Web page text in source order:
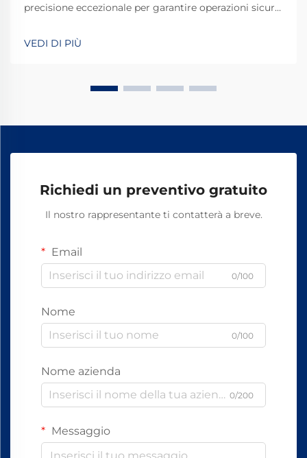
precisione eccezionale per garantire operazioni sicure
dello scartamento influisce direttamente sulla
stabilità del treno, l'usura delle ruote e la sicurezza
VEDI DI PIÙ
Richiedi un preventivo gratuito
Il nostro rappresentante ti contatterà a breve.
Email
0/100
Nome
0/100
Nome azienda
0/200
Messaggio